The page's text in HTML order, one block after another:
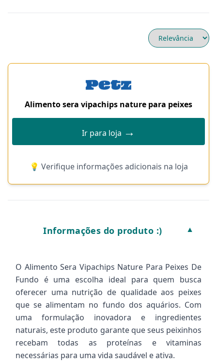
Alimento sera vipachips nature para peixes
Ir para loja →
💡 Verifique informações adicionais na loja
Informações do produto :) ▼
O Alimento Sera Vipachips Nature Para Peixes De
Fundo é uma escolha ideal para quem busca
oferecer uma nutrição de qualidade aos peixes
que se alimentam no fundo dos aquários. Com
uma formulação inovadora e ingredientes
naturais, este produto garante que seus peixinhos
recebam todas as proteínas e vitaminas
necessárias para uma vida saudável e ativa.